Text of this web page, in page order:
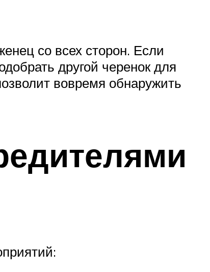
со всех сторон. Если
другой черенок для
вовремя обнаружить